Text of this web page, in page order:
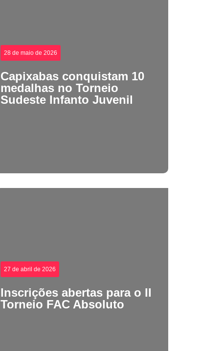
28 de maio de 2026
Capixabas conquistam 10
medalhas no Torneio
Sudeste Infanto Juvenil
27 de abril de 2026
Inscrições abertas para o II
Torneio FAC Absoluto